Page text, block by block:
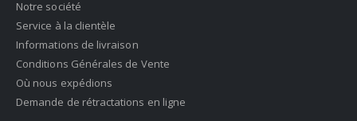
Notre société
Service à la clientèle
Informations de livraison
Conditions Générales de Vente
Où nous expédions
Demande de rétractations en ligne